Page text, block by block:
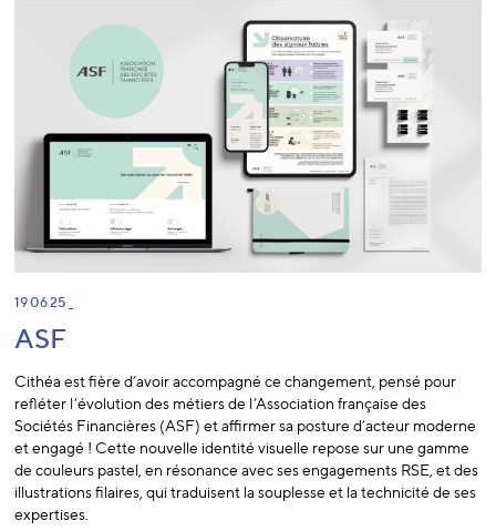
19 06 25 _
ASF
Cithéa est fière d’avoir accompagné ce changement, pensé pour
refléter l’évolution des métiers de l’Association française des
Sociétés Financières (ASF) et affirmer sa posture d’acteur moderne
et engagé ! Cette nouvelle identité visuelle repose sur une gamme
de couleurs pastel, en résonance avec ses engagements RSE, et des
illustrations filaires, qui traduisent la souplesse et la technicité de ses
expertises.